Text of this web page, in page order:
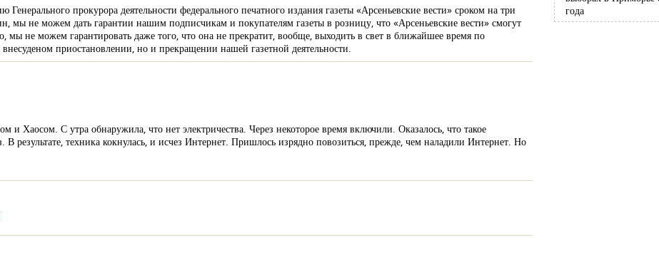
прокурора деятельности федерального печатного издания газеты «Арсеньевские вести» сроком на три
мы не можем дать гарантии нашим подписчикам и покупателям газеты в розницу, что «Арсеньевские вести» смогут
мы не можем гарантировать даже того, что она не прекратит, вообще, выходить в свет в ближайшее время по
приостановлении, но и прекращении нашей газетной деятельности.
Хаосом. С утра обнаружила, что нет электричества. Через некоторое время включили. Оказалось, что такое
результате, техника кокнулась, и исчез Интернет. Пришлось изрядно повозиться, прежде, чем наладили Интернет. Но
года